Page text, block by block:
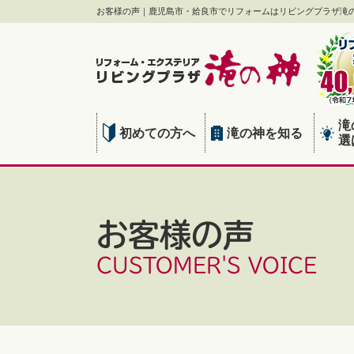
お客様の声｜鹿児島市・姶良市でリフォームはリビングプラザ滝
初めての方へ 滝の神を知る
滝
選
お客様の声
CUSTOMER'S VOICE